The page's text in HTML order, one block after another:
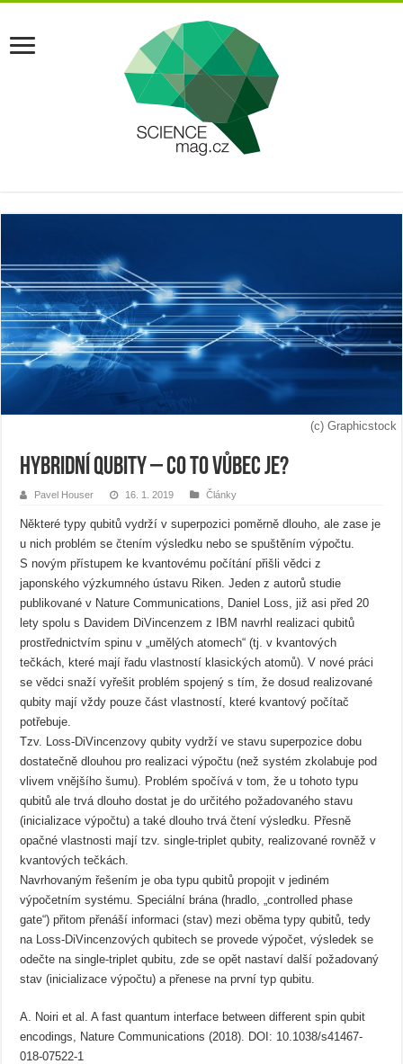
(c) Graphicstock
Hybridní qubity – co to vůbec je?
Pavel Houser 16. 1. 2019 Články
Některé typy qubitů vydrží v superpozici poměrně dlouho, ale zase je
u nich problém se čtením výsledku nebo se spuštěním výpočtu.
S novým přístupem ke kvantovému počítání přišli vědci z
japonského výzkumného ústavu Riken. Jeden z autorů studie
publikované v Nature Communications, Daniel Loss, již asi před 20
lety spolu s Davidem DiVincenzem z IBM navrhl realizaci qubitů
prostřednictvím spinu v „umělých atomech“ (tj. v kvantových
tečkách, které mají řadu vlastností klasických atomů). V nové práci
se vědci snaží vyřešit problém spojený s tím, že dosud realizované
qubity mají vždy pouze část vlastností, které kvantový počítač
potřebuje.
Tzv. Loss-DiVincenzovy qubity vydrží ve stavu superpozice dobu
dostatečně dlouhou pro realizaci výpočtu (než systém zkolabuje pod
vlivem vnějšího šumu). Problém spočívá v tom, že u tohoto typu
qubitů ale trvá dlouho dostat je do určitého požadovaného stavu
(inicializace výpočtu) a také dlouho trvá čtení výsledku. Přesně
opačné vlastnosti mají tzv. single-triplet qubity, realizované rovněž v
kvantových tečkách.
Navrhovaným řešením je oba typu qubitů propojit v jediném
výpočetním systému. Speciální brána (hradlo, „controlled phase
gate“) přitom přenáší informaci (stav) mezi oběma typy qubitů, tedy
na Loss-DiVincenzových qubitech se provede výpočet, výsledek se
odečte na single-triplet qubitu, zde se opět nastaví další požadovaný
stav (inicializace výpočtu) a přenese na první typ qubitu.
A. Noiri et al. A fast quantum interface between different spin qubit
encodings, Nature Communications (2018). DOI: 10.1038/s41467-
018-07522-1